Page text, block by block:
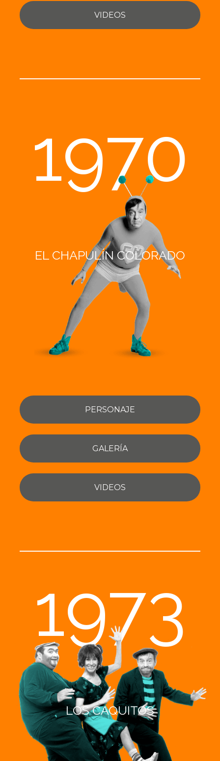
VIDEOS
1970
EL CHAPULÍN COLORADO
PERSONAJE
GALERÍA
VIDEOS
1973
LOS CAQUITOS